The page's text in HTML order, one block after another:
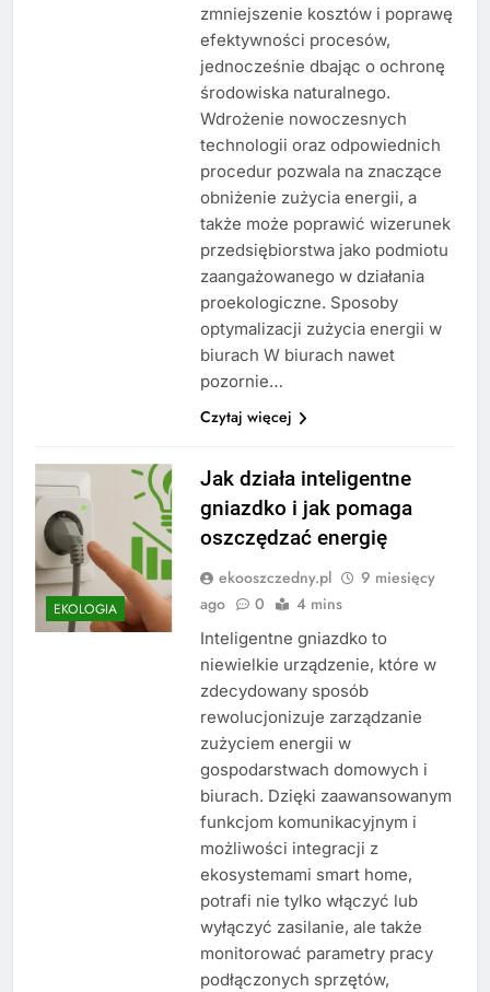
zmniejszenie kosztów i poprawę
efektywności procesów,
jednocześnie dbając o ochronę
środowiska naturalnego.
Wdrożenie nowoczesnych
technologii oraz odpowiednich
procedur pozwala na znaczące
obniżenie zużycia energii, a
także może poprawić wizerunek
przedsiębiorstwa jako podmiotu
zaangażowanego w działania
proekologiczne. Sposoby
optymalizacji zużycia energii w
biurach W biurach nawet
pozornie…
Czytaj więcej
EKOLOGIA
Jak działa inteligentne
gniazdko i jak pomaga
oszczędzać energię
ekooszczedny.pl
9 miesięcy
ago
0 4 mins
Inteligentne gniazdko to
niewielkie urządzenie, które w
zdecydowany sposób
rewolucjonizuje zarządzanie
zużyciem energii w
gospodarstwach domowych i
biurach. Dzięki zaawansowanym
funkcjom komunikacyjnym i
możliwości integracji z
ekosystemami smart home,
potrafi nie tylko włączyć lub
wyłączyć zasilanie, ale także
monitorować parametry pracy
podłączonych sprzętów,